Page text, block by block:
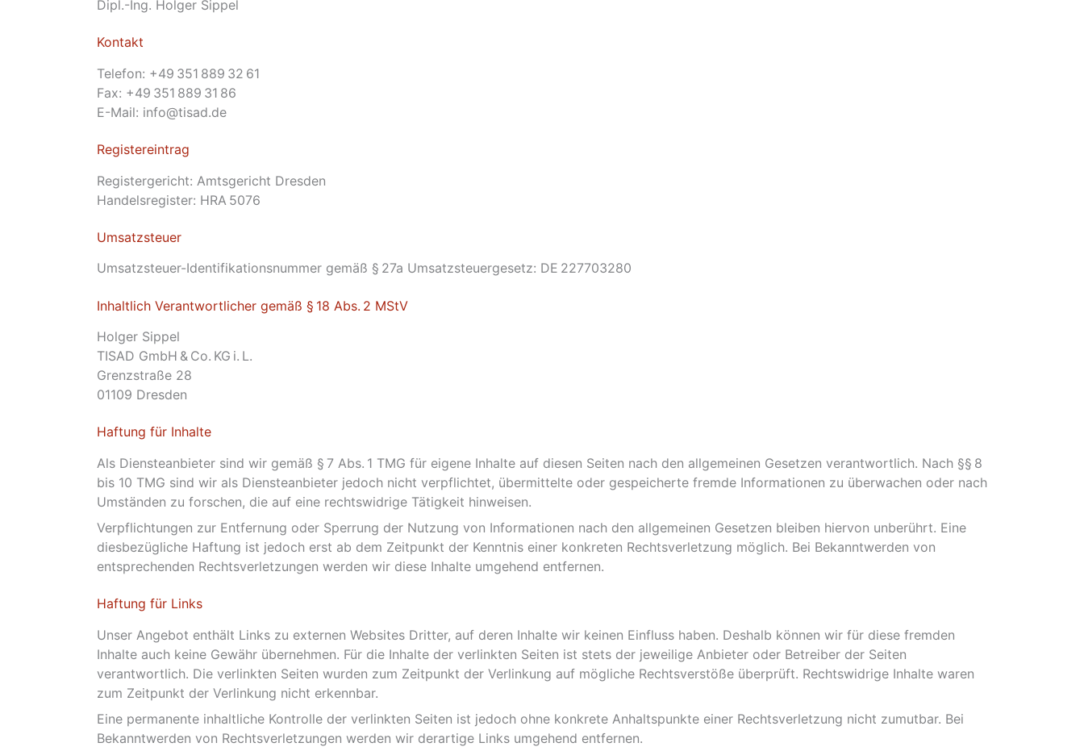
Dipl.-Ing. Holger Sippel
Kontakt
Telefon: +49 351 889 32 61
Fax: +49 351 889 31 86
E-Mail: info@tisad.de
Registereintrag
Registergericht: Amtsgericht Dresden
Handelsregister: HRA 5076
Umsatzsteuer
Umsatzsteuer-Identifikationsnummer gemäß § 27a Umsatzsteuergesetz: DE 227703280
Inhaltlich Verantwortlicher gemäß § 18 Abs. 2 MStV
Holger Sippel
TISAD GmbH & Co. KG i. L.
Grenzstraße 28
01109 Dresden
Haftung für Inhalte
Als Diensteanbieter sind wir gemäß § 7 Abs. 1 TMG für eigene Inhalte auf diesen Seiten nach den allgemeinen Gesetzen verantwortlich. Nach §§ 8
bis 10 TMG sind wir als Diensteanbieter jedoch nicht verpflichtet, übermittelte oder gespeicherte fremde Informationen zu überwachen oder nach
Umständen zu forschen, die auf eine rechtswidrige Tätigkeit hinweisen.
Verpflichtungen zur Entfernung oder Sperrung der Nutzung von Informationen nach den allgemeinen Gesetzen bleiben hiervon unberührt. Eine
diesbezügliche Haftung ist jedoch erst ab dem Zeitpunkt der Kenntnis einer konkreten Rechtsverletzung möglich. Bei Bekanntwerden von
entsprechenden Rechtsverletzungen werden wir diese Inhalte umgehend entfernen.
Haftung für Links
Unser Angebot enthält Links zu externen Websites Dritter, auf deren Inhalte wir keinen Einfluss haben. Deshalb können wir für diese fremden
Inhalte auch keine Gewähr übernehmen. Für die Inhalte der verlinkten Seiten ist stets der jeweilige Anbieter oder Betreiber der Seiten
verantwortlich. Die verlinkten Seiten wurden zum Zeitpunkt der Verlinkung auf mögliche Rechtsverstöße überprüft. Rechtswidrige Inhalte waren
zum Zeitpunkt der Verlinkung nicht erkennbar.
Eine permanente inhaltliche Kontrolle der verlinkten Seiten ist jedoch ohne konkrete Anhaltspunkte einer Rechtsverletzung nicht zumutbar. Bei
Bekanntwerden von Rechtsverletzungen werden wir derartige Links umgehend entfernen.